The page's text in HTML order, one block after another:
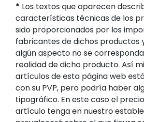
* Los textos que aparecen
características técnicas de los
sido proporcionados por los
fabricantes de dichos productos
algún aspecto no se
realidad de dicho producto. Así
artículos de esta página web
con su PVP, pero podría haber
tipográfico. En este caso el
artículo tenga en nuestro